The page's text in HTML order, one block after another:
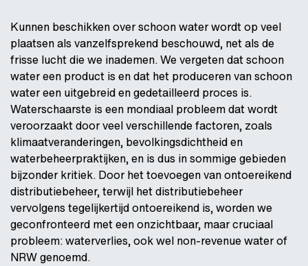
Kunnen beschikken over schoon water wordt op veel
plaatsen als vanzelfsprekend beschouwd, net als de
frisse lucht die we inademen. We vergeten dat schoon
water een product is en dat het produceren van schoon
water een uitgebreid en gedetailleerd proces is.
Waterschaarste is een mondiaal probleem dat wordt
veroorzaakt door veel verschillende factoren, zoals
klimaatveranderingen, bevolkingsdichtheid en
waterbeheerpraktijken, en is dus in sommige gebieden
bijzonder kritiek. Door het toevoegen van ontoereikend
distributiebeheer, terwijl het distributiebeheer
vervolgens tegelijkertijd ontoereikend is, worden we
geconfronteerd met een onzichtbaar, maar cruciaal
probleem: waterverlies, ook wel non-revenue water of
NRW genoemd.